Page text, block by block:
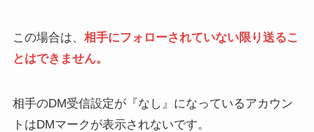
この場合は、 相手にフォローされていない限り送るこ
とはできません。
相手のDM受信設定が『なし』になっているアカウン
トはDMマークが表示されないです。